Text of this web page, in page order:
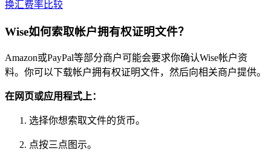
换汇费率比较
Wise如何索取帐户拥有权证明文件？
Amazon或PayPal等部分商户可能会要求你确认Wise帐户资
料。你可以下载帐户拥有权证明文件，然后向相关商户提供。
在网页或应用程式上：
选择你想索取文件的货币。
点按三点图示。